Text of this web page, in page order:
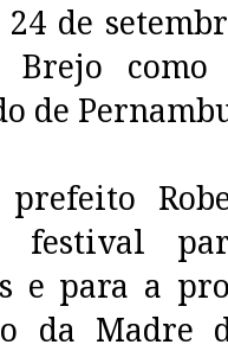
de
Brejo
de
festival
e para a
da Madre